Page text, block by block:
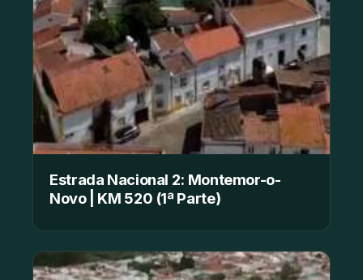
Estrada Nacional 2: Montemor-o-
Novo | KM 520 (1ª Parte)